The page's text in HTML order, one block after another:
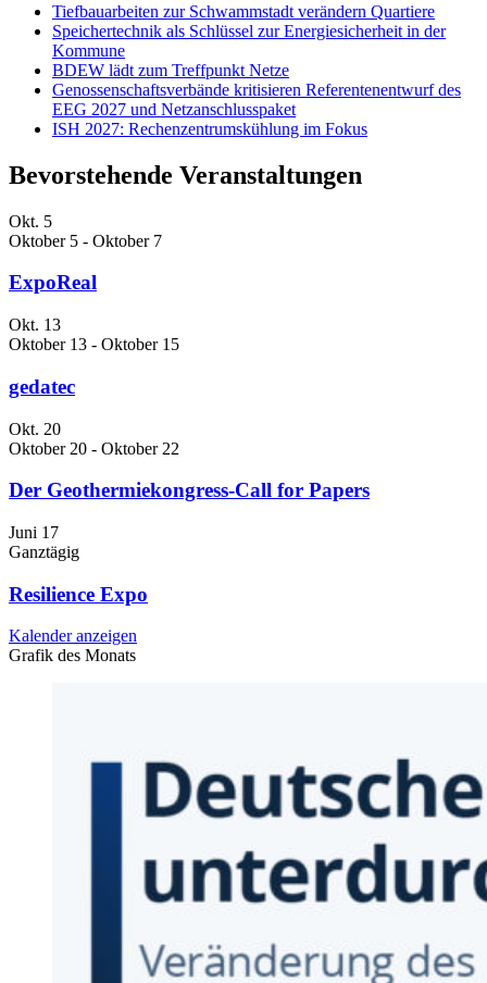
Tiefbauarbeiten zur Schwammstadt verändern Quartiere
Speichertechnik als Schlüssel zur Energiesicherheit in der
Kommune
BDEW lädt zum Treffpunkt Netze
Genossenschaftsverbände kritisieren Referentenentwurf des
EEG 2027 und Netzanschlusspaket
ISH 2027: Rechenzentrumskühlung im Fokus
Bevorstehende Veranstaltungen
Okt. 5
Oktober 5 - Oktober 7
ExpoReal
Okt. 13
Oktober 13 - Oktober 15
gedatec
Okt. 20
Oktober 20 - Oktober 22
Der Geothermiekongress-Call for Papers
Juni 17
Ganztägig
Resilience Expo
Kalender anzeigen
Grafik des Monats